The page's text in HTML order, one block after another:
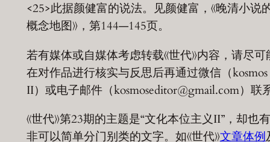
<25>此据颜健富的说法。见颜健富，《晚清小说
概念地图》，第144—145页。
若有媒体或自媒体考虑转载《世代》内容，请尽可
在对作品进行核实与反思后再通过微信（kosmos
II）或电子邮件（kosmoseditor@gmail.com）联
《世代》第23期的主题是“文化本位主义II”，却也
非可以简单分门别类的文字。如《世代》文章体例